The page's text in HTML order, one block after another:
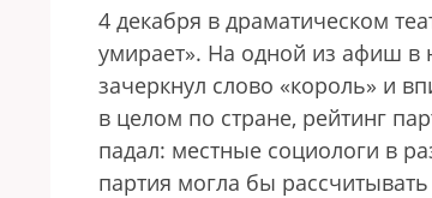
4 декабря в драматическом
умирает». На одной из афиш в
зачеркнул слово «король» и
в целом по стране, рейтинг
падал: местные социологи в
партия могла бы